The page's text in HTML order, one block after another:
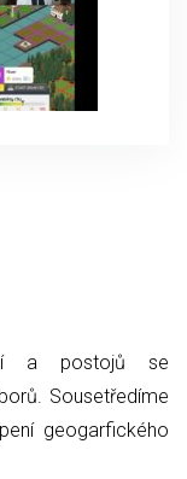
a postojů se
Sousetředíme
geogarfického